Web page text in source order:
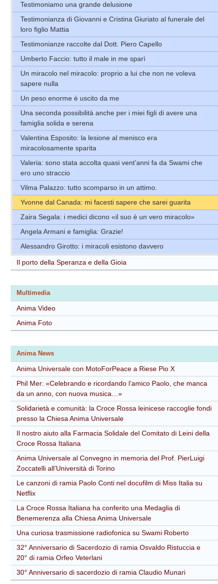
Testimoniamo una grande delusione
Testimonianza di Giovanni e Cristina Giuriato al funerale del
loro figlio Mattia
Testimonianze raccolte dal Dott. Piero Capello
Umberto Faccio: tutto il male in me sparì
Un miracolo nel miracolo: proprio a lui che non ne voleva
sapere nulla
Un peso enorme è uscito da me
Una seconda possibilità anche per i miei figli di avere una
famiglia solida e serena
Valentina Esposito: la lesione al menisco era
miracolosamente sparita
Valeria: sono stata accolta quasi vent’anni fa da Swami che
ero uno straccio
Vilma Palazzo: tutto scomparso in un attimo.
Yvonne dal Canada: mi facesti sapere che sarei guarita
Zaira Segala: i medici dicono «il suo è un vero miracolo»
Angela Armani e famiglia: Grazie!
Alessandro Girotto: i miracoli esistono davvero
Il porto della Speranza e della Gioia
Multimedia
Anima Video
Anima Foto
Anima News
Anima Universale con MotoForPeace a Riese Pio X
Phil Mer: «Celebrando e ricordando l’amico Paolo, che manca
da un anno, con nuova musica…»
Solidarietà e comunità: la Croce Rossa leinicese raccoglie fondi
presso la Chiesa Anima Universale
Il nostro aiuto alla Farmacia Solidale del Comitato di Leini della
Croce Rossa Italiana
Anima Universale al Convegno in memoria del Prof. PierLuigi
Zoccatelli all’Università di Torino
Le canzoni di ramia Paolo Conti nel docufilm di Miss Italia su
Netflix
La Croce Rossa Italiana ha conferito una Medaglia di
Benemerenza alla Chiesa Anima Universale
Una curiosa trasmissione radiofonica su Swami Roberto
32° Anniversario di Sacerdozio di ramia Osvaldo Ristuccia e
20° di ramia Orfeo Veterlani
30° Anniversario di sacerdozio di ramia Claudio Munari